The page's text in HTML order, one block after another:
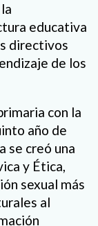
educativa
directivos
de los
con la
año de
se creó una
y Ética,
sexual más
al